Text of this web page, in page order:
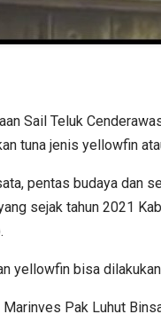
Sail Teluk
tuna jenis yellowfin
pentas budaya dan
sejak tahun 2021
yellowfin bisa
Pak Luhut